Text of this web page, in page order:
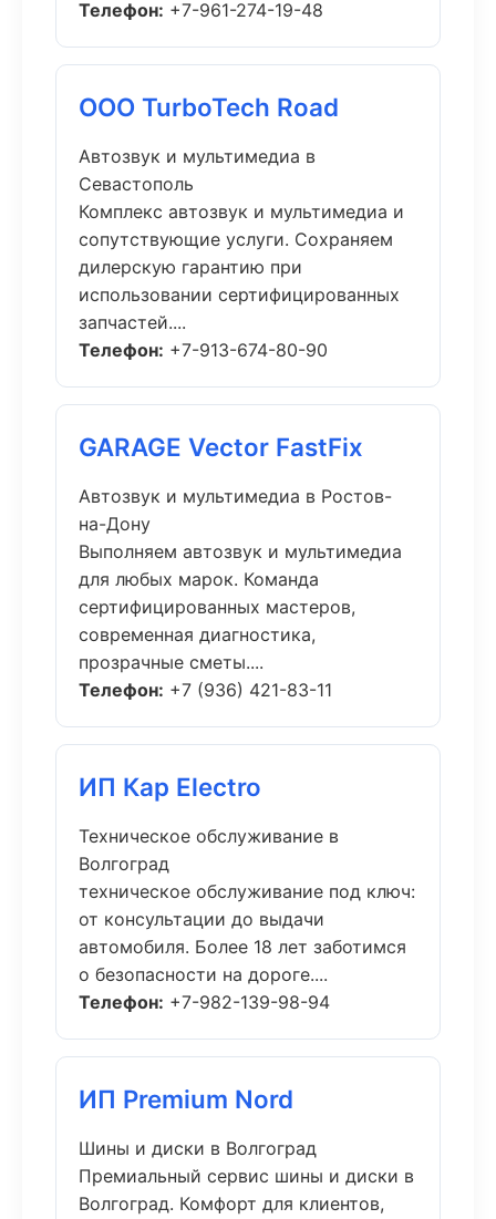
Телефон: +7-961-274-19-48
ООО TurboTech Road
Автозвук и мультимедиа в
Севастополь
Комплекс автозвук и мультимедиа и
сопутствующие услуги. Сохраняем
дилерскую гарантию при
использовании сертифицированных
запчастей....
Телефон: +7-913-674-80-90
GARAGE Vector FastFix
Автозвук и мультимедиа в Ростов-
на-Дону
Выполняем автозвук и мультимедиа
для любых марок. Команда
сертифицированных мастеров,
современная диагностика,
прозрачные сметы....
Телефон: +7 (936) 421-83-11
ИП Кар Electro
Техническое обслуживание в
Волгоград
техническое обслуживание под ключ:
от консультации до выдачи
автомобиля. Более 18 лет заботимся
о безопасности на дороге....
Телефон: +7-982-139-98-94
ИП Premium Nord
Шины и диски в Волгоград
Премиальный сервис шины и диски в
Волгоград. Комфорт для клиентов,